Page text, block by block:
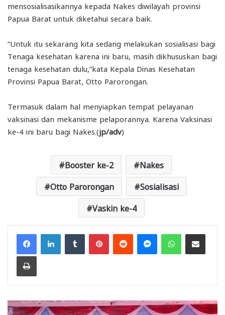
mensosialisasikannya kepada Nakes diwilayah provinsi
Papua Barat untuk diketahui secara baik.
“Untuk itu sekarang kita sedang melakukan sosialisasi bagi
Tenaga kesehatan karena ini baru, masih dikhususkan bagi
tenaga kesehatan dulu,”kata Kepala Dinas Kesehatan
Provinsi Papua Barat, Otto Parorongan.
Termasuk dalam hal menyiapkan tempat pelayanan
vaksinasi dan mekanisme pelaporannya. Karena Vaksinasi
ke-4 ini baru bagi Nakes.(jp/adv)
Booster ke-2 Nakes
Otto Parorongan Sosialisasi
Vaskin ke-4
FacebookLinkedInTumblr PinterestReddit MessengerWhatsAppShare via Email
Print